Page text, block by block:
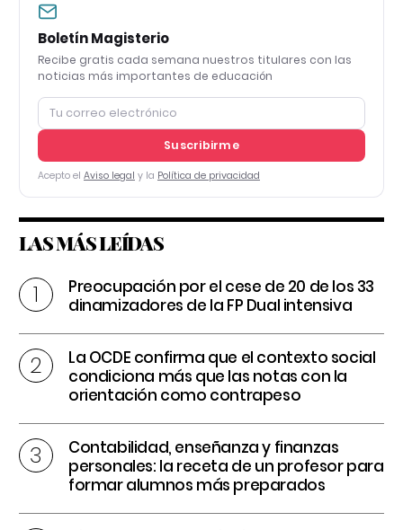
Boletín Magisterio
Recibe gratis cada semana nuestros titulares con las
noticias más importantes de educación
Suscribirme
Acepto el Aviso legal y la Política de privacidad
LAS MÁS LEÍDAS
Preocupación por el cese de 20 de los 33
dinamizadores de la FP Dual intensiva
La OCDE confirma que el contexto social
condiciona más que las notas con la
orientación como contrapeso
Contabilidad, enseñanza y finanzas
personales: la receta de un profesor para
formar alumnos más preparados